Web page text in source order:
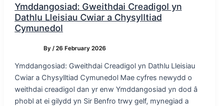
Ymddangosiad: Gweithdai Creadigol yn
Dathlu Lleisiau Cwiar a Chysylltiad
Cymunedol
By/26 February 2026
Ymddangosiad: Gweithdai Creadigol yn Dathlu Lleisiau
Cwiar a Chysylltiad Cymunedol Mae cyfres newydd o
weithdai creadigol dan yr enw Ymddangosiad yn dod â
phobl at ei gilydd yn Sir Benfro trwy gelf, mynegiad a